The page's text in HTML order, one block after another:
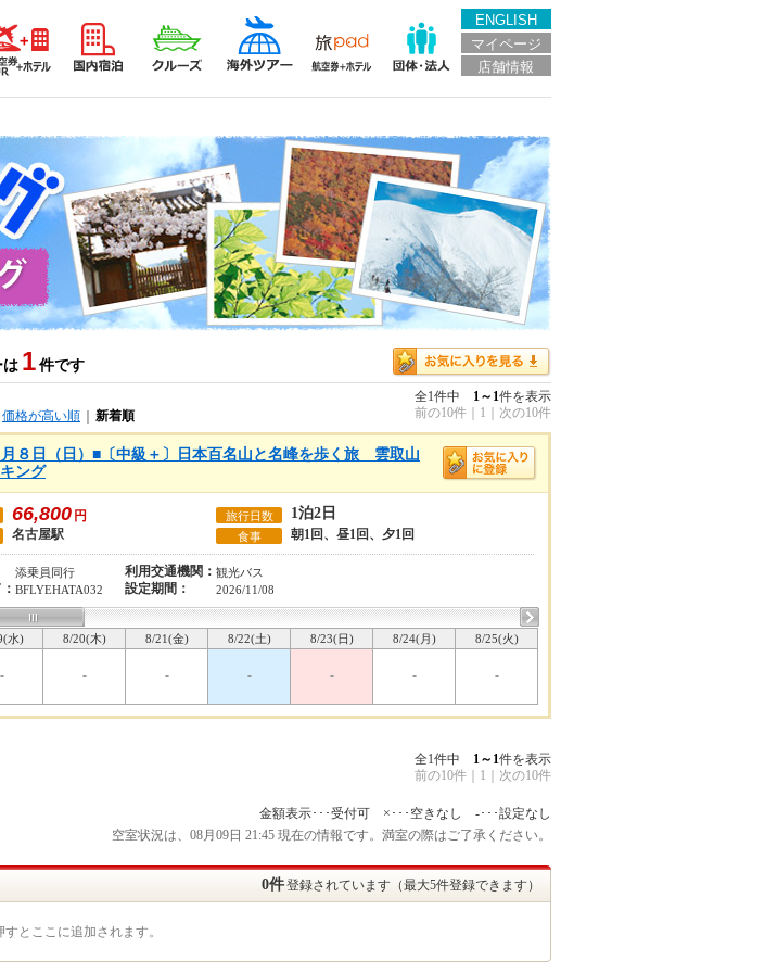
ENGLISH
マイページ
店舗情報
は 1 件です
価格が高い順 新着順
全1件中 1～1件を表示
前の10件
1 次の10件
月８日（日）■〔中級＋〕日本百名山と名峰を歩く旅 雲取山
ング
66,800 円 旅行日数 1泊2日
名古屋駅 食事 朝1回、昼1回、夕1回
添乗員同行 利用交通機関： 観光バス
BFLYEHATA032 設定期間： 2026/11/08
水) 8/20(木) 8/21(金) 8/22(土) 8/23(日) 8/24(月) 8/25(火)
- - - - - - -
全1件中 1～1件を表示
前の10件
1 次の10件
金額表示･･･受付可 ×･･･空きなし -･･･設定なし
空室状況は、08月09日 21:45 現在の情報です。満室の際はご了承ください。
0件登録されています（最大5件登録できます）
とここに追加されます。